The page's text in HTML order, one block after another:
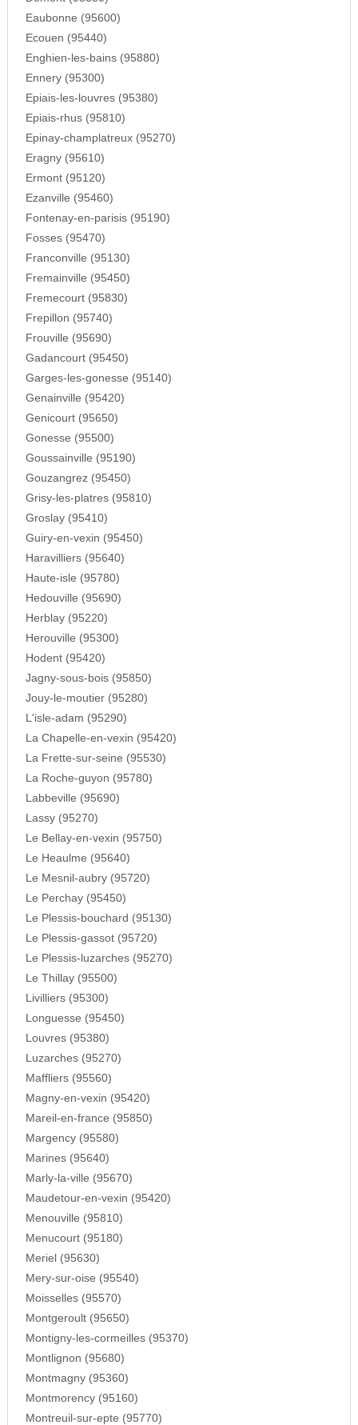
Eaubonne (95600)
Ecouen (95440)
Enghien-les-bains (95880)
Ennery (95300)
Epiais-les-louvres (95380)
Epiais-rhus (95810)
Epinay-champlatreux (95270)
Eragny (95610)
Ermont (95120)
Ezanville (95460)
Fontenay-en-parisis (95190)
Fosses (95470)
Franconville (95130)
Fremainville (95450)
Fremecourt (95830)
Frepillon (95740)
Frouville (95690)
Gadancourt (95450)
Garges-les-gonesse (95140)
Genainville (95420)
Genicourt (95650)
Gonesse (95500)
Goussainville (95190)
Gouzangrez (95450)
Grisy-les-platres (95810)
Groslay (95410)
Guiry-en-vexin (95450)
Haravilliers (95640)
Haute-isle (95780)
Hedouville (95690)
Herblay (95220)
Herouville (95300)
Hodent (95420)
Jagny-sous-bois (95850)
Jouy-le-moutier (95280)
L'isle-adam (95290)
La Chapelle-en-vexin (95420)
La Frette-sur-seine (95530)
La Roche-guyon (95780)
Labbeville (95690)
Lassy (95270)
Le Bellay-en-vexin (95750)
Le Heaulme (95640)
Le Mesnil-aubry (95720)
Le Perchay (95450)
Le Plessis-bouchard (95130)
Le Plessis-gassot (95720)
Le Plessis-luzarches (95270)
Le Thillay (95500)
Livilliers (95300)
Longuesse (95450)
Louvres (95380)
Luzarches (95270)
Maffliers (95560)
Magny-en-vexin (95420)
Mareil-en-france (95850)
Margency (95580)
Marines (95640)
Marly-la-ville (95670)
Maudetour-en-vexin (95420)
Menouville (95810)
Menucourt (95180)
Meriel (95630)
Mery-sur-oise (95540)
Moisselles (95570)
Montgeroult (95650)
Montigny-les-cormeilles (95370)
Montlignon (95680)
Montmagny (95360)
Montmorency (95160)
Montreuil-sur-epte (95770)